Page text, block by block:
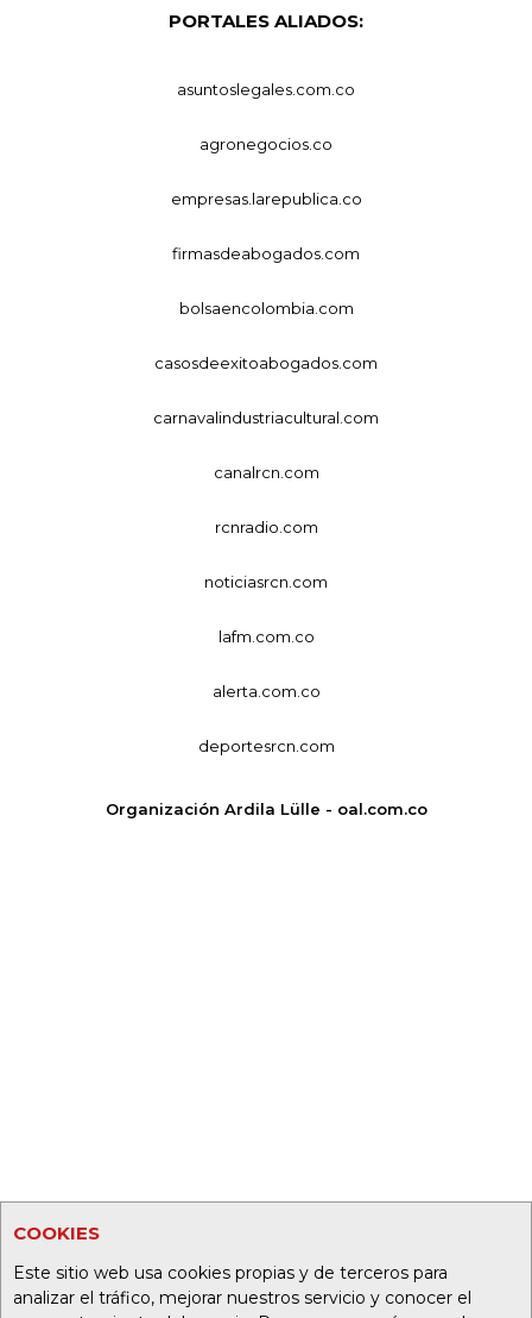
COOKIES
Este sitio web usa cookies propias y de terceros para
analizar el tráfico, mejorar nuestros servicio y conocer el
PORTALES ALIADOS:
asuntoslegales.com.co
agronegocios.co
empresas.larepublica.co
firmasdeabogados.com
bolsaencolombia.com
casosdeexitoabogados.com
carnavalindustriacultural.com
canalrcn.com
rcnradio.com
noticiasrcn.com
lafm.com.co
alerta.com.co
deportesrcn.com
Organización Ardila Lülle - oal.com.co